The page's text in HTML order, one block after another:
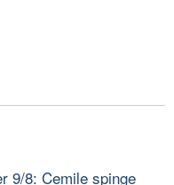
9/8: Cemile spinge